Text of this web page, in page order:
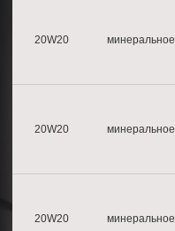
20W20 минеральное
20W20 минеральное
20W20 минеральное